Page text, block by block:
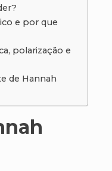
e por que
polarização e
de Hannah